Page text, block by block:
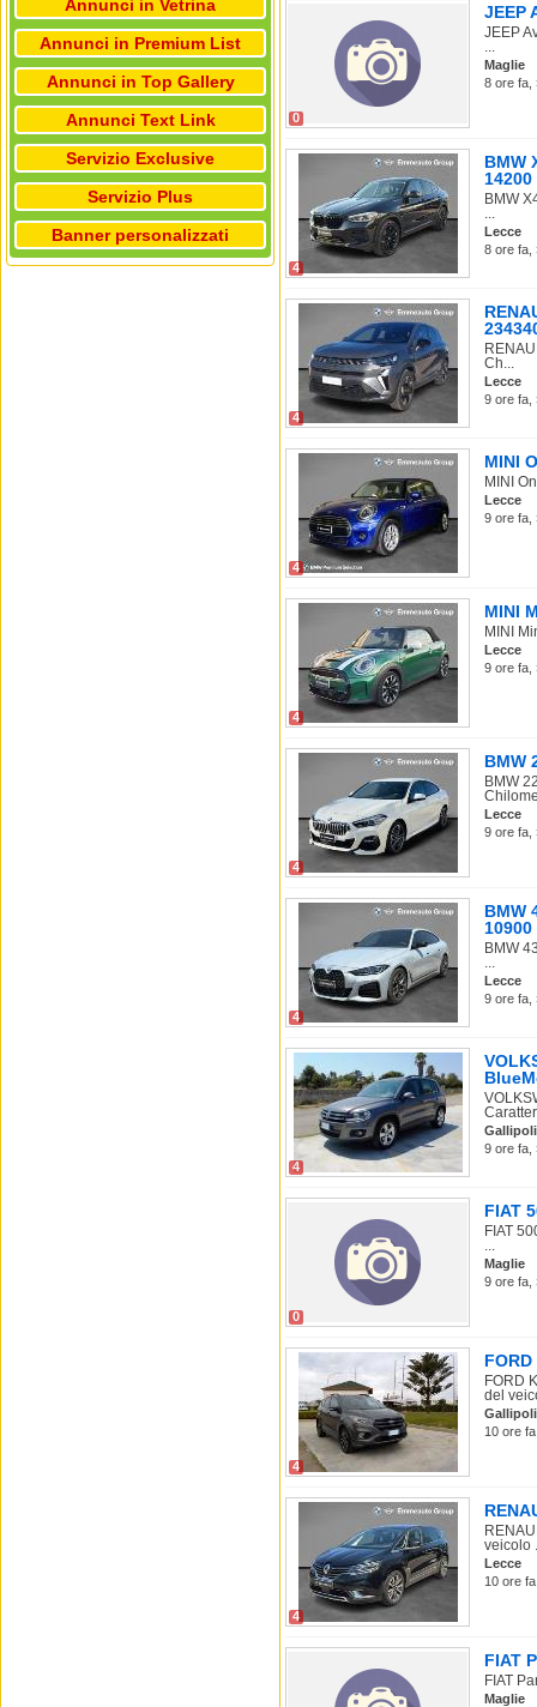
Annunci in Vetrina
Annunci in Premium List
Annunci in Top Gallery
Annunci Text Link
Servizio Exclusive
Servizio Plus
Banner personalizzati
0
JEEP
JEEP
...
Maglie
8 ore fa,
4
BMW
14200
BMW
...
Lecce
8 ore fa,
4
Ch...
Lecce
9 ore fa,
4
MINI
MINI
Lecce
9 ore fa,
4
MINI
MINI
Lecce
9 ore fa,
4
BMW
BMW
Lecce
9 ore fa,
4
BMW
10900
BMW
...
Lecce
9 ore fa,
4
Gallipoli
9 ore fa,
0
FIAT
FIAT
...
Maglie
9 ore fa,
4
FORD
del
Gallipoli
10 ore
4
veicolo
Lecce
10 ore
FIAT
FIAT
Maglie